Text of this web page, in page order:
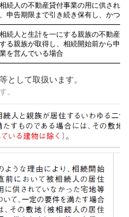
続人の不動産貸付事業の用に供され
申告期限まで引き続き保有し、かつ
続人と生計を一にする親族の不動産
る親族が取得し、相続開始前から申
を営んでいる場合
として取扱います。